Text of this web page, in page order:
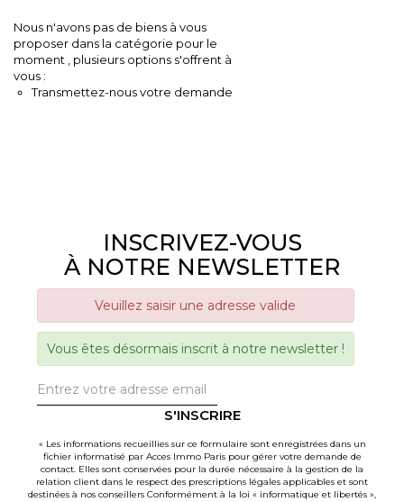
Nous n'avons pas de biens à vous
proposer dans la catégorie pour le
moment , plusieurs options s'offrent à
vous :
Transmettez-nous votre demande
INSCRIVEZ-VOUS
À NOTRE NEWSLETTER
Veuillez saisir une adresse valide
Vous êtes désormais inscrit à notre newsletter !
S'INSCRIRE
« Les informations recueillies sur ce formulaire sont enregistrées dans un
fichier informatisé par Acces Immo Paris pour gérer votre demande de
contact. Elles sont conservées pour la durée nécessaire à la gestion de la
relation client dans le respect des prescriptions légales applicables et sont
destinées à nos conseillers Conformément à la loi « informatique et libertés »,